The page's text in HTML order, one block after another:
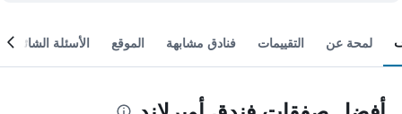
لمحة عن التقييمات فنادق مشابهة الموقع الأسئلة الشائعة